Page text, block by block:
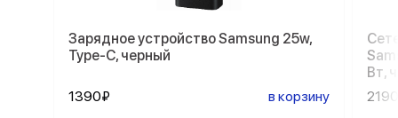
Зарядное устройство Samsung 25w,
Type-C, черный
1390₽ в корзину
Вт,